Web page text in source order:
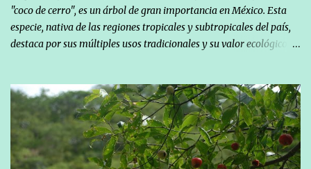
"coco de cerro", es un árbol de gran importancia en México. Esta
especie, nativa de las regiones tropicales y subtropicales del país,
destaca por sus múltiples usos tradicionales y su valor ecológico.
y su relevancia en la conservación de la biodiversidad mexicana.
Características botánicas: Cyrtocarpa procera es un árbol de
tamaño mediano a grande, que puede alcanzar alturas de hasta
20 metros. Se caracteriza por su tronco recto y cilíndrico, con una
corteza rugosa de color grisáceo. Sus hojas son compuestas,